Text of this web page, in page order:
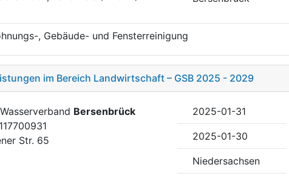
, Gebäude- und Fensterreinigung
im Bereich Landwirtschaft – GSB 2025 - 2029
Bersenbrück
Str. 65
2025-01-31
2025-01-30
Niedersachsen